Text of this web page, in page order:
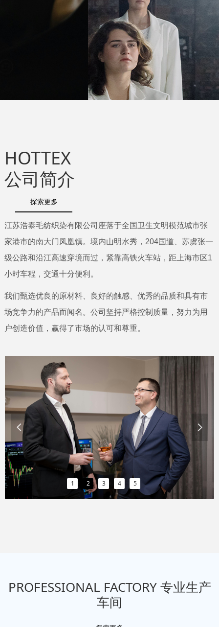
HOTTEX
公司简介
江苏浩泰毛纺织染有限公司座落于全国卫生文明模范城市张
家港市的南大门凤凰镇。境内山明水秀，204国道、苏虞张一
级公路和沿江高速穿境而过，紧靠高铁火车站，距上海市区1
小时车程，交通十分便利。
我们甄选优良的原材料、良好的触感、优秀的品质和具有市
场竞争力的产品而闻名。公司坚持严格控制质量，努力为用
户创造价值，赢得了市场的认可和尊重。
探索更多
1 2 3 4 5
넳 넲
PROFESSIONAL FACTORY 专业生产
车间